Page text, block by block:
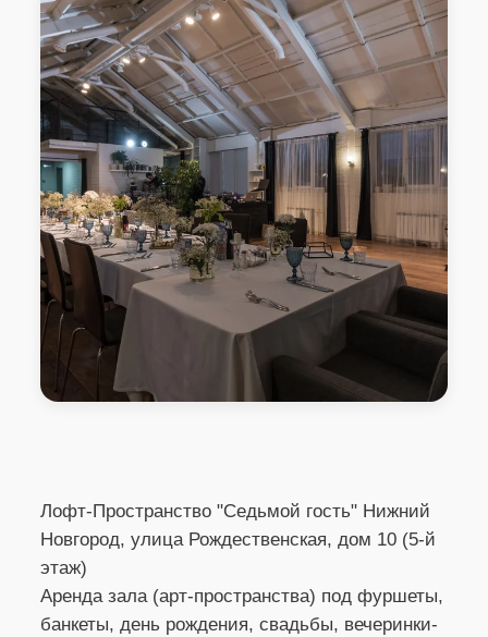
Новгород, улица Рождественская, дом 10
Лофт-Пространство "Седьмой гость" Нижний
Новгород, улица Рождественская, дом 10 (5-й
этаж)
Аренда зала (арт-пространства) под фуршеты,
банкеты, день рождения, свадьбы, вечеринки-